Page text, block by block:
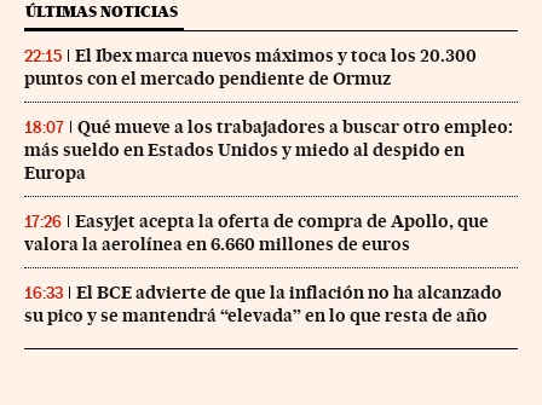
ÚLTIMAS NOTICIAS
22:15
El Ibex marca nuevos máximos y toca los 20.300
puntos con el mercado pendiente de Ormuz
18:07
Qué mueve a los trabajadores a buscar otro empleo:
más sueldo en Estados Unidos y miedo al despido en
Europa
17:26
Easyjet acepta la oferta de compra de Apollo, que
valora la aerolínea en 6.660 millones de euros
16:33
El BCE advierte de que la inflación no ha alcanzado
su pico y se mantendrá “elevada” en lo que resta de año